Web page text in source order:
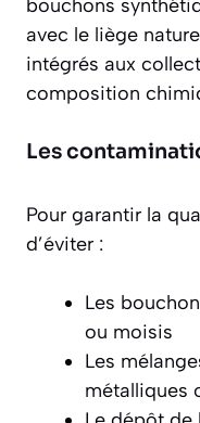
bouchons
avec le liège
intégrés aux
composition
Les
Pour garantir la
d’éviter :
Les
ou moisis
Les
métalliques